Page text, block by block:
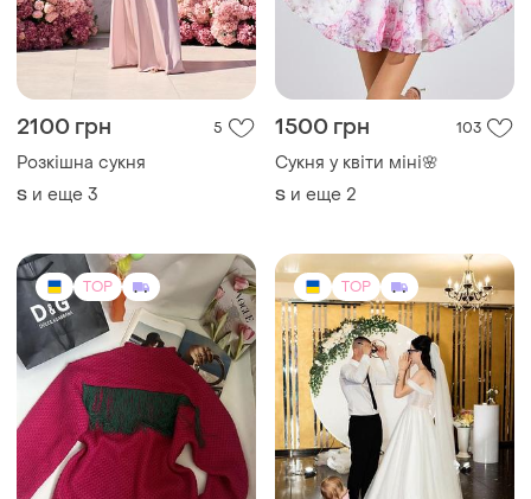
2100 грн 5
Розкішна сукня
S и еще 3
1500 грн 103
Сукня у квіти міні🌸
S и еще 2
TOP TOP